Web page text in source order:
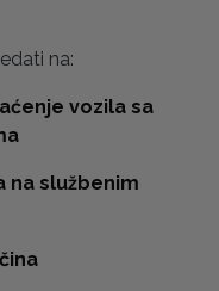
na:
vozila sa
na službenim